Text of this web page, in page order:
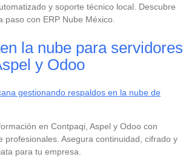
y soporte técnico local. Descubre
paso con ERP Nube México.
la nube para servidores
y Odoo
en Contpaqi, Aspel y Odoo con
profesionales. Asegura continuidad, cifrado y
para tu empresa.